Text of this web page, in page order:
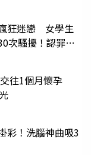
狂迷戀 女學生
次騷擾！認罪免
往1個月懷孕
彩！洗腦神曲吸3